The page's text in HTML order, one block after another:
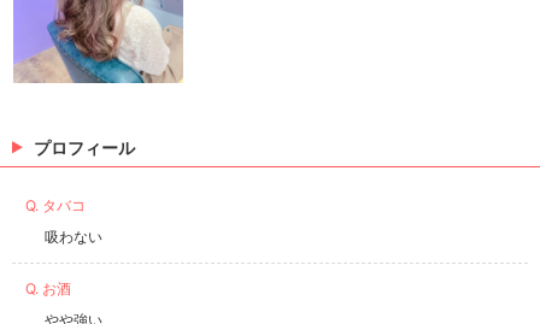
プロフィール
Q. タバコ
吸わない
Q. お酒
やや強い